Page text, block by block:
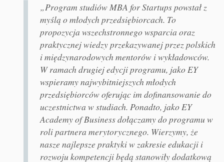
„Program studiów MBA for Startups powstał z
myślą o młodych przedsiębiorcach. To
propozycja wszechstronnego wsparcia oraz
praktycznej wiedzy przekazywanej przez polskich
i międzynarodowych mentorów i wykładowców.
W ramach drugiej edycji programu, jako EY
wspieramy najwybitniejszych młodych
przedsiębiorców oferując im dofinansowanie do
uczestnictwa w studiach. Ponadto, jako EY
Academy of Business dołączamy do programu w
roli partnera merytorycznego. Wierzymy, że
nasze najlepsze praktyki w zakresie edukacji i
rozwoju kompetencji będą stanowiły dodatkową